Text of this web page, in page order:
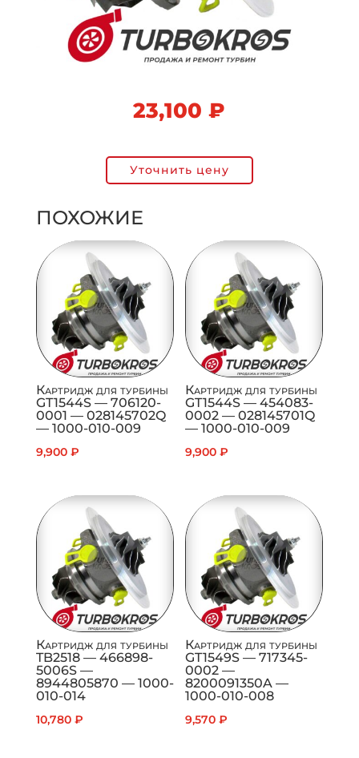
23,100₽
Уточнить цену
ПОХОЖИЕ
Картридж для турбины
GT1544S — 706120-
0001 — 028145702Q
— 1000-010-009
9,900 ₽
Картридж для турбины
GT1544S — 454083-
0002 — 028145701Q
— 1000-010-009
9,900₽
Картридж для турбины
TB2518 — 466898-
5006S —
8944805870 — 1000-
010-014
10,780 ₽
Картридж для турбины
GT1549S — 717345-
0002 —
8200091350A —
1000-010-008
9,570₽